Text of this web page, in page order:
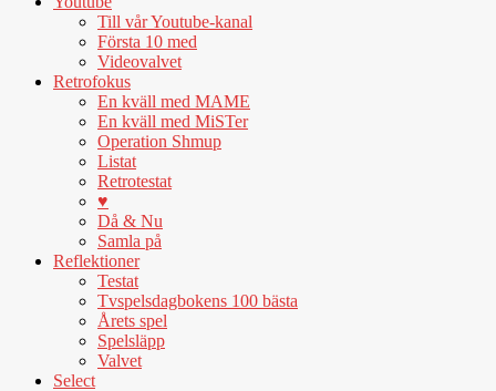
Till vår Youtube-kanal
Första 10 med
Videovalvet
Retrofokus
En kväll med MAME
En kväll med MiSTer
Operation Shmup
Listat
Retrotestat
♥
Då & Nu
Samla på
Reflektioner
Testat
Tvspelsdagbokens 100 bästa
Årets spel
Spelsläpp
Valvet
Select